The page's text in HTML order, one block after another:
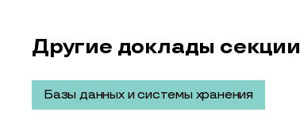
Другие доклады секции
Базы данных и системы хранения